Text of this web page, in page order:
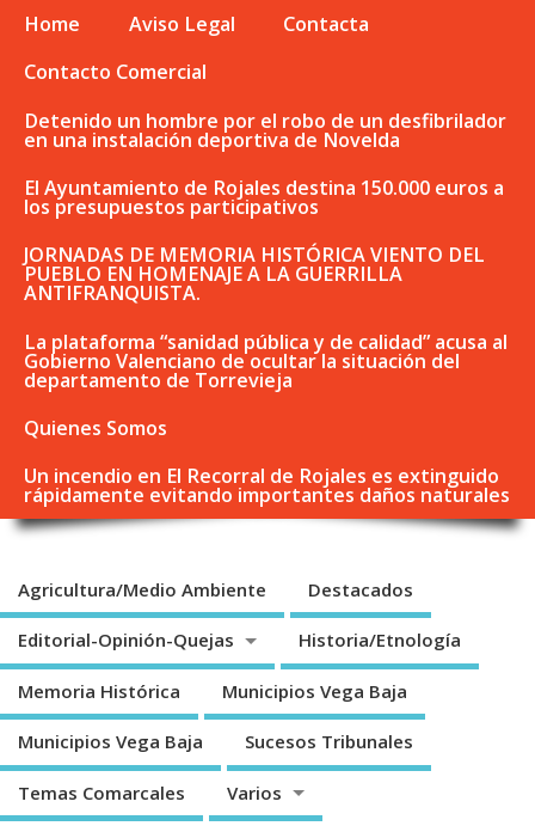
Home Aviso Legal
Contacta
Contacto Comercial
Detenido un hombre por el robo de un desfibrilador
en una instalación deportiva de Novelda
El Ayuntamiento de Rojales destina 150.000 euros a
los presupuestos participativos
JORNADAS DE MEMORIA HISTÓRICA VIENTO DEL
PUEBLO EN HOMENAJE A LA GUERRILLA
ANTIFRANQUISTA.
La plataforma “sanidad pública y de calidad” acusa al
Gobierno Valenciano de ocultar la situación del
departamento de Torrevieja
Quienes Somos
Un incendio en El Recorral de Rojales es extinguido
rápidamente evitando importantes daños naturales
Agricultura/Medio Ambiente Destacados
Editorial-Opinión-Quejas Historia/Etnología
Memoria Histórica Municipios Vega Baja
Municipios Vega Baja Sucesos Tribunales
Temas Comarcales Varios